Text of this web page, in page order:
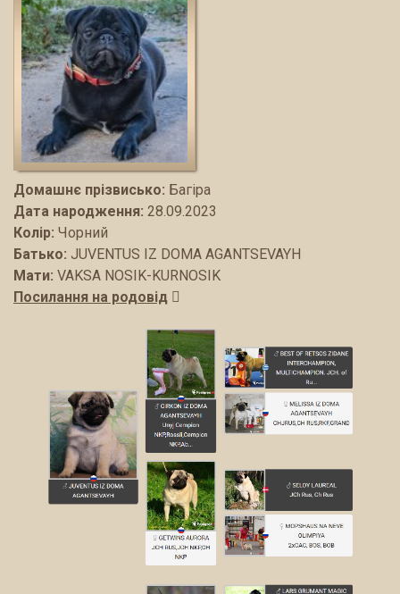
Домашнє прізвисько: Багіра
Дата народження: 28.09.2023
Колір: Чорний
Батько: JUVENTUS IZ DOMA AGANTSEVAYH
Мати: VAKSA NOSIK-KURNOSIK
Посилання на родовід